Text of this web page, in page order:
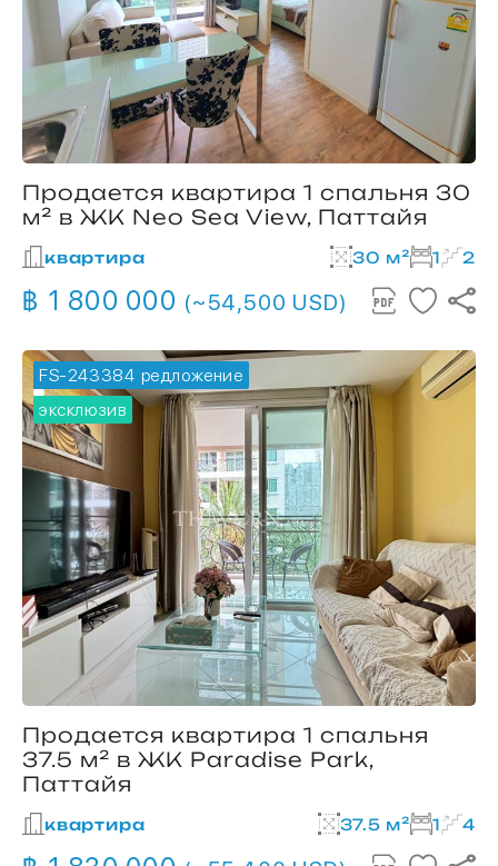
Продается квартира 1 спальня 30
м² в ЖК Neo Sea View, Паттайя
квартира 30 м² 1 2
฿ 1 800 000 (~54,500 USD)
FS-243384
🔥 горячее предложение
эксклюзив
Продается квартира 1 спальня
37.5 м² в ЖК Paradise Park,
Паттайя
квартира 37.5 м² 1 4